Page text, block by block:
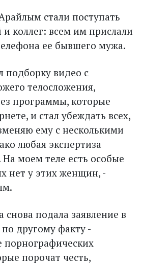
стали поступать
и коллег: всем им прислали
ее бывшего мужа.
подборку видео с
телосложения,
программы, которые
и стал убеждать всех,
ему с несколькими
любая экспертиза
На моем теле есть особые
нет у этих женщин, -
снова подала заявление в
другому факту -
порнографических
порочат честь,